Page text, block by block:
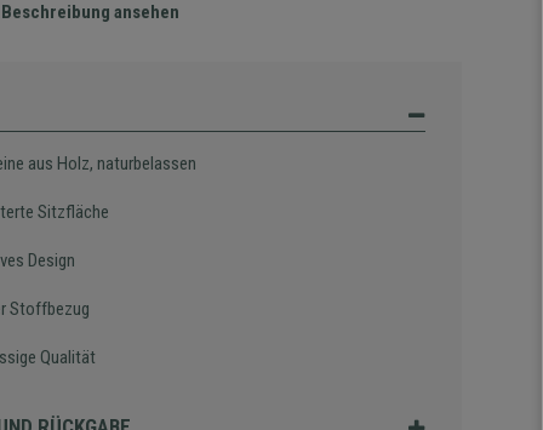
ansehen
aus Holz, naturbelassen
Sitzfläche
Design
Stoffbezug
Qualität